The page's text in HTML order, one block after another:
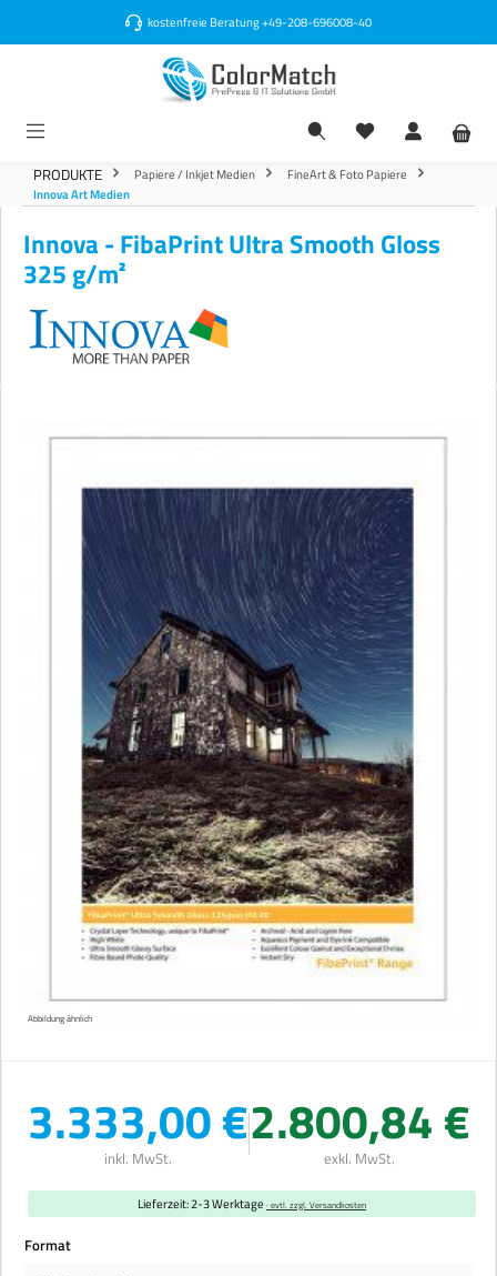
kostenfreie Beratung+49-208-696008-40
PRODUKTE Papiere / Inkjet Medien
FineArt & Foto Papiere
Innova Art Medien
Innova - FibaPrint Ultra Smooth Gloss
325 g/m²
Abbildung ähnlich
3.333,00 €
inkl. MwSt.
2.800,84 €
exkl. MwSt.
Lieferzeit: 2-3 Werktage · evtl. zzgl. Versandkosten
Formatauswählen